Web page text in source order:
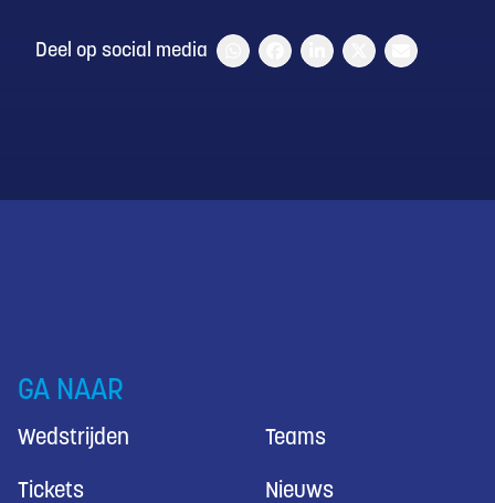
Deel op social media
GA NAAR
Wedstrijden Teams
Tickets Nieuws